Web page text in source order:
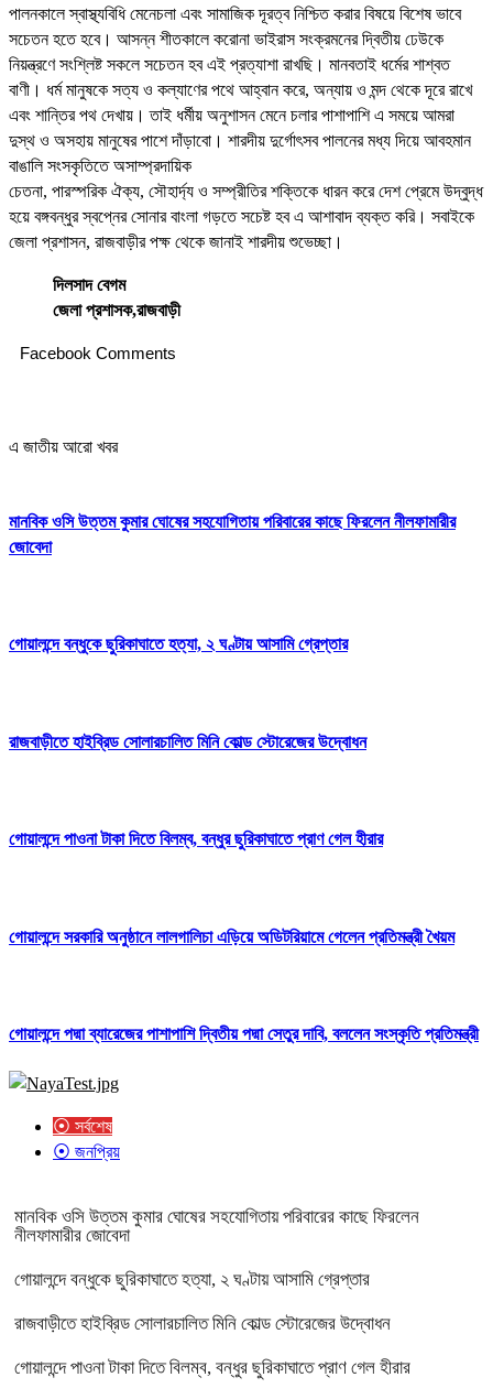
পালনকালে স্বাস্থ্যবিধি মেনেচলা এবং সামাজিক দূরত্ব নিশ্চিত করার বিষয়ে বিশেষ ভাবে
সচেতন হতে হবে। আসন্ন শীতকালে করােনা ভাইরাস সংক্রমনের দ্বিতীয় ঢেউকে
নিয়ন্ত্রণে সংশ্লিষ্ট সকলে সচেতন হব এই প্রত্যাশা রাখছি। মানবতাই ধর্মের শাশ্বত
বাণী। ধর্ম মানুষকে সত্য ও কল্যাণের পথে আহ্বান করে, অন্যায় ও মন্দ থেকে দূরে রাখে
এবং শান্তির পথ দেখায়। তাই ধর্মীয় অনুশাসন মেনে চলার পাশাপাশি এ সময়ে আমরা
দুস্থ ও অসহায় মানুষের পাশে দাঁড়াবাে। শারদীয় দুর্গোৎসব পালনের মধ্য দিয়ে আবহমান
বাঙালি সংসকৃতিতে অসাম্প্রদায়িক
চেতনা, পারস্পরিক ঐক্য, সৌহার্দ্য ও সম্প্রীতির শক্তিকে ধারন করে দেশ প্রেমে উদ্বুদ্ধ
হয়ে বঙ্গবন্ধুর স্বপ্নের সােনার বাংলা গড়তে সচেষ্ট হব এ আশাবাদ ব্যক্ত করি। সবাইকে
জেলা প্রশাসন, রাজবাড়ীর পক্ষ থেকে জানাই শারদীয় শুভেচ্ছা।
দিলসাদ বেগম
জেলা প্রশাসক,রাজবাড়ী
Facebook Comments
এ জাতীয় আরো খবর
মানবিক ওসি উত্তম কুমার ঘোষের সহযোগিতায় পরিবারের কাছে ফিরলেন নীলফামারীর
জোবেদা
গোয়ালন্দে বন্ধুকে ছুরিকাঘাতে হত্যা, ২ ঘণ্টায় আসামি গ্রেপ্তার
রাজবাড়ীতে হাইব্রিড সোলারচালিত মিনি কোল্ড স্টোরেজের উদ্বোধন
গোয়ালন্দে পাওনা টাকা দিতে বিলম্ব, বন্ধুর ছুরিকাঘাতে প্রাণ গেল হীরার
গোয়ালন্দে সরকারি অনুষ্ঠানে লালগালিচা এড়িয়ে অডিটরিয়ামে গেলেন প্রতিমন্ত্রী খৈয়ম
গোয়ালন্দে পদ্মা ব্যারেজের পাশাপাশি দ্বিতীয় পদ্মা সেতুর দাবি, বললেন সংস্কৃতি প্রতিমন্ত্রী
⦿ সর্বশেষ
⦿ জনপ্রিয়
মানবিক ওসি উত্তম কুমার ঘোষের সহযোগিতায় পরিবারের কাছে ফিরলেন
নীলফামারীর জোবেদা
গোয়ালন্দে বন্ধুকে ছুরিকাঘাতে হত্যা, ২ ঘণ্টায় আসামি গ্রেপ্তার
রাজবাড়ীতে হাইব্রিড সোলারচালিত মিনি কোল্ড স্টোরেজের উদ্বোধন
গোয়ালন্দে পাওনা টাকা দিতে বিলম্ব, বন্ধুর ছুরিকাঘাতে প্রাণ গেল হীরার